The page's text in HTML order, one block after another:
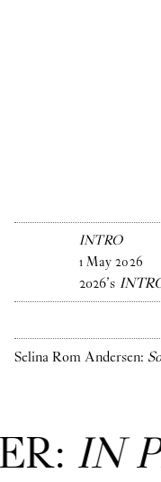
INTRO
1 May 2026
2026’s
Selina Rom Andersen: